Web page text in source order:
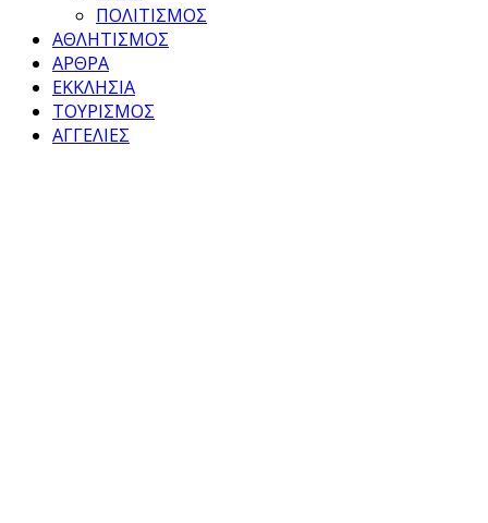
ΠΟΛΙΤΙΣΜΟΣ
ΑΘΛΗΤΙΣΜΟΣ
ΑΡΘΡΑ
ΕΚΚΛΗΣΙΑ
ΤΟΥΡΙΣΜΟΣ
ΑΓΓΕΛΙΕΣ